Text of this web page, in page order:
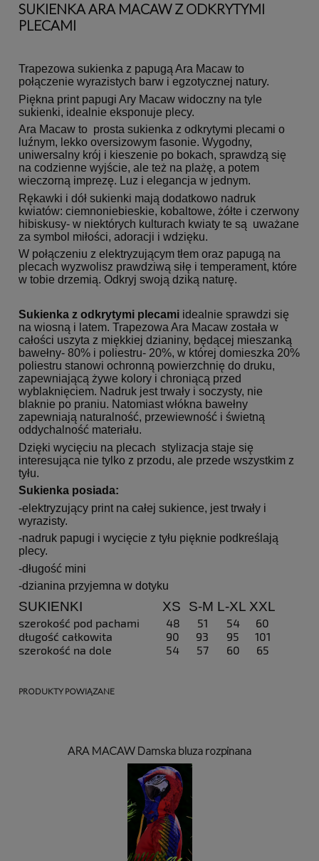
SUKIENKA ARA MACAW Z ODKRYTYMI
PLECAMI
Trapezowa sukienka z papugą Ara Macaw to
połączenie wyrazistych barw i egzotycznej natury.
Piękna print papugi Ary Macaw widoczny na tyle
sukienki, idealnie eksponuje plecy.
Ara Macaw to prosta sukienka z odkrytymi plecami o
luźnym, lekko oversizowym fasonie. Wygodny,
uniwersalny krój i kieszenie po bokach, sprawdzą się
na codzienne wyjście, ale też na plażę, a potem
wieczorną imprezę. Luz i elegancja w jednym.
Rękawki i dół sukienki mają dodatkowo nadruk
kwiatów: ciemnoniebieskie, kobaltowe, żółte i czerwony
hibiskusy- w niektórych kulturach kwiaty te są uważane
za symbol miłości, adoracji i wdzięku.
W połączeniu z elektryzującym tłem oraz papugą na
plecach wyzwolisz prawdziwą siłę i temperament, które
w tobie drzemią. Odkryj swoją dziką naturę.
Sukienka z odkrytymi plecami idealnie sprawdzi się
na wiosną i latem. Trapezowa Ara Macaw została w
całości uszyta z miękkiej dzianiny, będącej mieszanką
bawełny- 80% i poliestru- 20%, w której domieszka 20%
poliestru stanowi ochronną powierzchnię do druku,
zapewniającą żywe kolory i chroniącą przed
wyblaknięciem. Nadruk jest trwały i soczysty, nie
blaknie po praniu. Natomiast włókna bawełny
zapewniają naturalność, przewiewność i świetną
oddychalność materiału.
Dzięki wycięciu na plecach stylizacja staje się
interesująca nie tylko z przodu, ale przede wszystkim z
tyłu.
Sukienka posiada:
-elektryzujący print na całej sukience, jest trwały i
wyrazisty.
-nadruk papugi i wycięcie z tyłu pięknie podkreślają
plecy.
-długość mini
-dzianina przyjemna w dotyku
SUKIENKI XS S-M L-XL XXL
szerokość pod pachami 48 51 54
60
długość całkowita
90 93 95
101
szerokość na dole
54 57 60 65
PRODUKTY POWIĄZANE
ARA MACAW Damska bluza rozpinana